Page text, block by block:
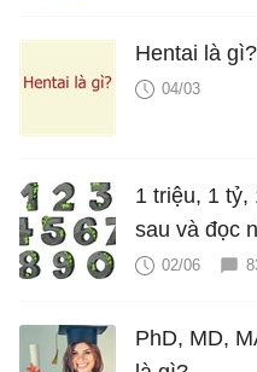
Hentai là
04/03
1 triệu, 1 tỷ,
sau và đọc
02/06
PhD, MD,